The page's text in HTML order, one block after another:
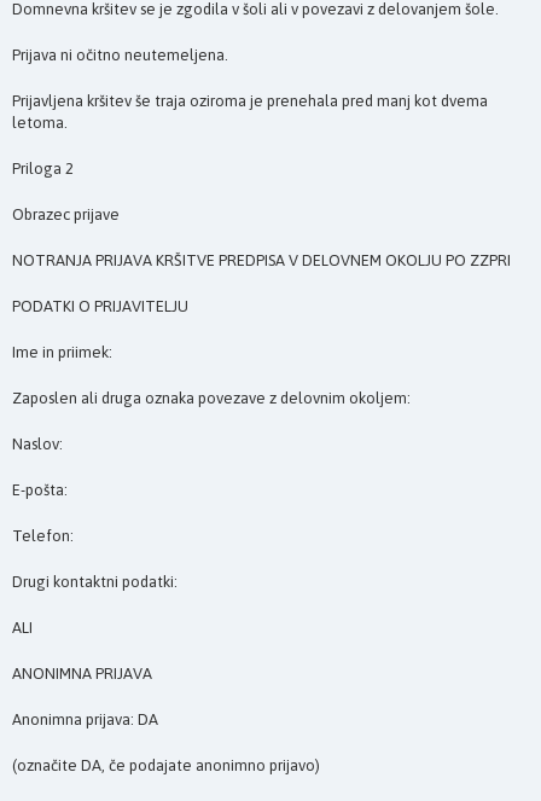
Domnevna kršitev se je zgodila v šoli ali v povezavi z delovanjem šole.
Prijava ni očitno neutemeljena.
Prijavljena kršitev še traja oziroma je prenehala pred manj kot dvema
letoma.
Priloga 2
Obrazec prijave
NOTRANJA PRIJAVA KRŠITVE PREDPISA V DELOVNEM OKOLJU PO ZZPRI
PODATKI O PRIJAVITELJU
Ime in priimek:
Zaposlen ali druga oznaka povezave z delovnim okoljem:
Naslov:
E-pošta:
Telefon:
Drugi kontaktni podatki:
ALI
ANONIMNA PRIJAVA
Anonimna prijava: DA
(označite DA, če podajate anonimno prijavo)